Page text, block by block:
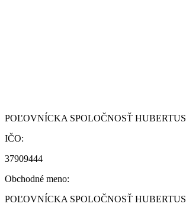
POĽOVNÍCKA SPOLOČNOSŤ HUBERTUS
IČO:
37909444
Obchodné meno:
POĽOVNÍCKA SPOLOČNOSŤ HUBERTUS